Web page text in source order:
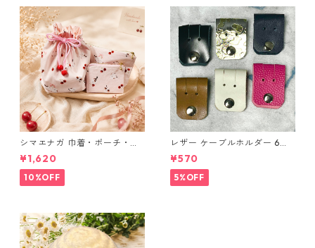
シマエナガ 巾着・ポーチ・ミ
ニポーチ(カード収納にも) ３
点セット さくらんぼ柄×淡いピ
ンク
¥1,620
10%OFF
レザー ケーブルホルダー 6個
セット
¥570
5%OFF